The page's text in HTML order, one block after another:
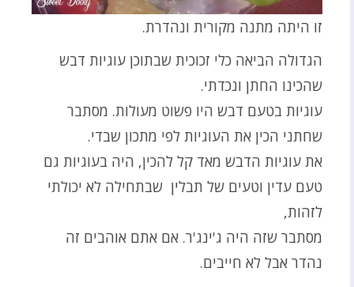
זו היתה מתנה מקורית ונהדרת.
הגדולה הביאה כלי זכוכית שבתוכן עוגיות דבש
שהכינו החתן ונכדתי.
עוגיות בטעם דבש היו פשוט מעולות. מסתבר
שחתני הכין את העוגיות לפי מתכון שבדי.
את עוגיות הדבש מאד קל להכין, היה בעוגיות גם
טעם עדין וטעים של תבלין שבתחילה לא יכולתי
לזהות,
מסתבר שזה היה ג'ינג'ר. אם אתם אוהבים זה
נהדר אבל לא חייבים.